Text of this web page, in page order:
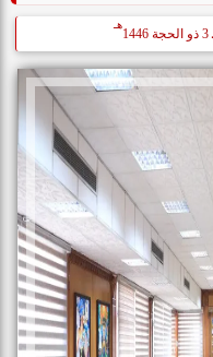
3 ذو الحجة 1446
هـ